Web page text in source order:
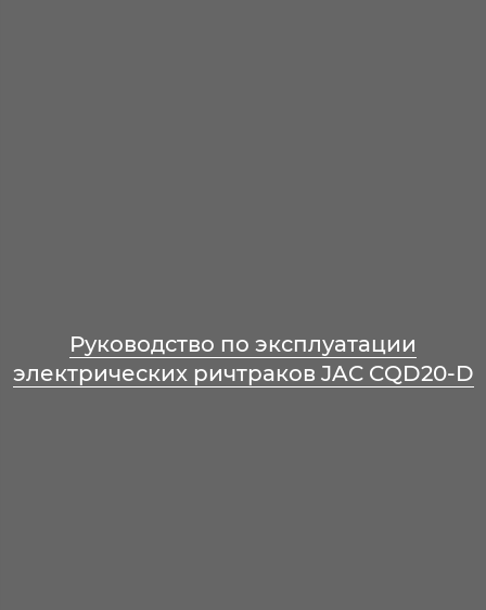
Руководство по эксплуатации
электрических ричтраков JAC CQD20-D